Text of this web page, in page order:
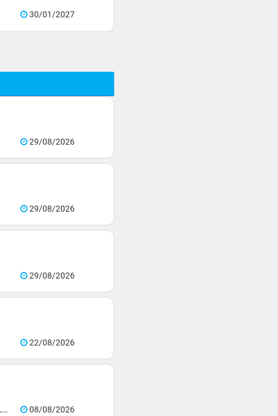
30/01/2027
29/08/2026
29/08/2026
29/08/2026
22/08/2026
08/08/2026